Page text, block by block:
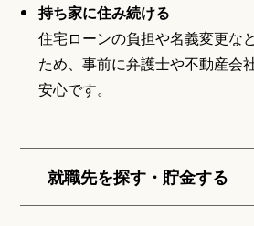
持ち家に住み続ける
住宅ローンの負担や名義変更な
ため、事前に弁護士や不動産会
安心です。
就職先を探す・貯金する